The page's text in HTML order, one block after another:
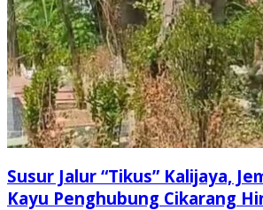
Susur Jalur “Tikus” Kalijaya,
Kayu Penghubung Cikarang